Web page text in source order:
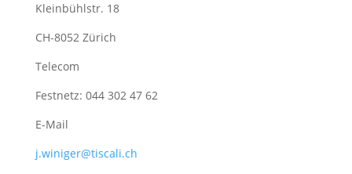
Kleinbühlstr. 18
CH-8052 Zürich
Telecom
Festnetz: 044 302 47 62
E-Mail
j.winiger@tiscali.ch